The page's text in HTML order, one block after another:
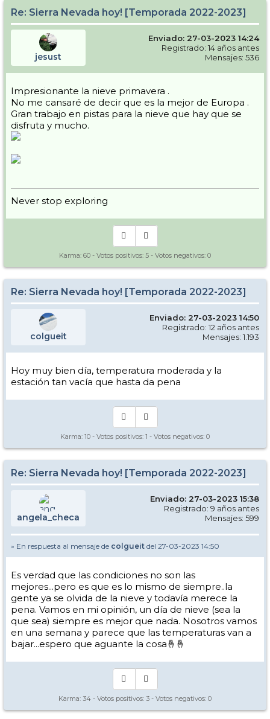
Re: Sierra Nevada hoy! [Temporada 2022-2023]
jesust
Enviado: 27-03-2023 14:24
Registrado: 14 años antes
Mensajes: 536
Impresionante la nieve primavera .
No me cansaré de decir que es la mejor de Europa .
Gran trabajo en pistas para la nieve que hay que se
disfruta y mucho.
Never stop exploring
Karma: 60 - Votos positivos: 5 - Votos negativos: 0
Re: Sierra Nevada hoy! [Temporada 2022-2023]
colgueit
Enviado: 27-03-2023 14:50
Registrado: 12 años antes
Mensajes: 1.193
Hoy muy bien día, temperatura moderada y la
estación tan vacía que hasta da pena
Karma: 10 - Votos positivos: 1 - Votos negativos: 0
Re: Sierra Nevada hoy! [Temporada 2022-2023]
angela_checa
Enviado: 27-03-2023 15:38
Registrado: 9 años antes
Mensajes: 599
» En respuesta al mensaje de colgueit del 27-03-2023 14:50
Es verdad que las condiciones no son las
mejores...pero es que es lo mismo de siempre..la
gente ya se olvida de la nieve y todavía merece la
pena. Vamos en mi opinión, un día de nieve (sea la
que sea) siempre es mejor que nada. Nosotros vamos
en una semana y parece que las temperaturas van a
bajar...espero que aguante la cosa🤞🤞
Karma: 34 - Votos positivos: 3 - Votos negativos: 0